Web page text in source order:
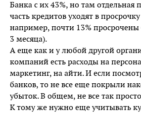
Банка с их 43%, но там отдельная
часть кредитов уходят в
например, почти 13%
3 месяца).
А еще как и у любой другой
компаний есть расходы на
маркетинг, на айти. И если
банков, то не все еще покрыли
убыток. В общем, не все так просто
К тому же нужно еще учитывать